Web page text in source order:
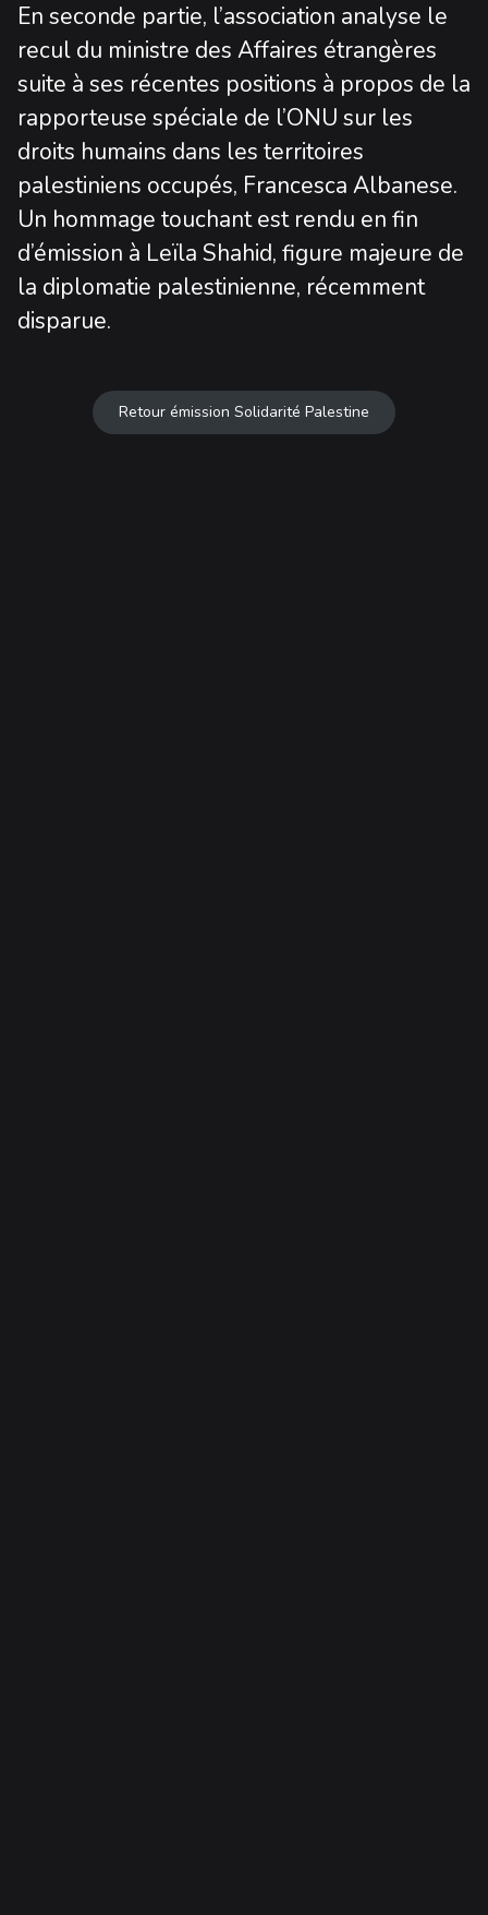
En seconde partie, l’association analyse le
recul du ministre des Affaires étrangères
suite à ses récentes positions à propos de la
rapporteuse spéciale de l’ONU sur les
droits humains dans les territoires
palestiniens occupés, Francesca Albanese.
Un hommage touchant est rendu en fin
d’émission à Leïla Shahid, figure majeure de
la diplomatie palestinienne, récemment
disparue.
Retour émission Solidarité Palestine